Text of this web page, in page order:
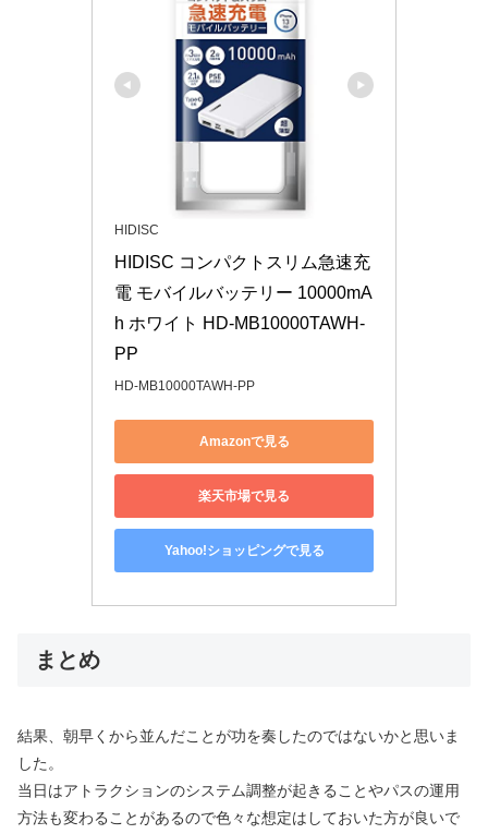
HIDISC
HIDISC コンパクトスリム急速充
電 モバイルバッテリー 10000mA
h ホワイト HD-MB10000TAWH-
PP
HD-MB10000TAWH-PP
Amazonで見る
楽天市場で見る
Yahoo!ショッピングで見る
まとめ
結果、朝早くから並んだことが功を奏したのではないかと思いま
した。
当日はアトラクションのシステム調整が起きることやパスの運用
方法も変わることがあるので色々な想定はしておいた方が良いで